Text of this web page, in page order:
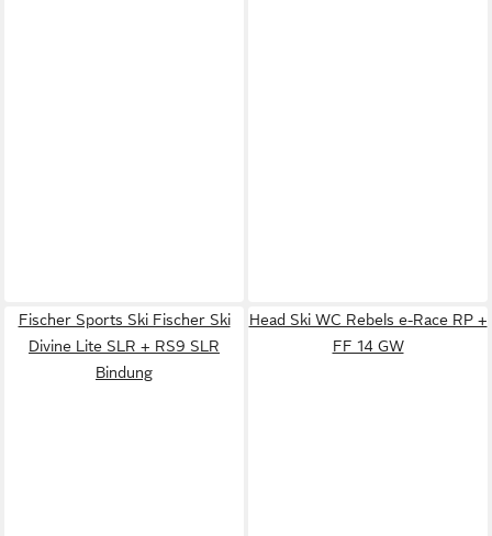
Fischer Sports Ski Fischer Ski
Divine Lite SLR + RS9 SLR
Bindung
Head Ski WC Rebels e-Race RP +
FF 14 GW